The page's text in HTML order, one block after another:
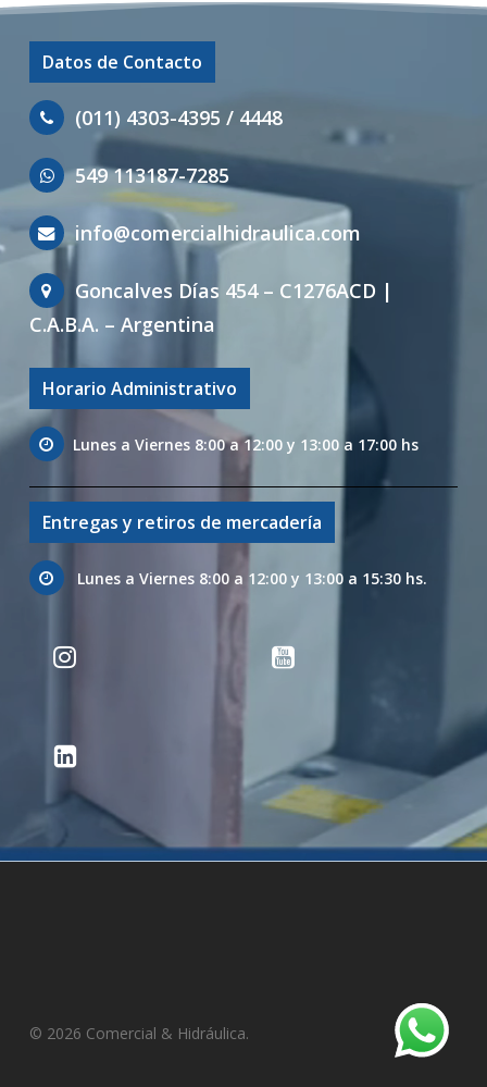
Datos de Contacto
(011) 4303-4395 / 4448
549 113187-7285
info@comercialhidraulica.com
Goncalves Días 454 – C1276ACD |
C.A.B.A. – Argentina
Horario Administrativo
Lunes a Viernes 8:00 a 12:00 y 13:00 a 17:00 hs
Entregas y retiros de mercadería
Lunes a Viernes 8:00 a 12:00 y 13:00 a 15:30 hs.
© 2026 Comercial & Hidráulica.